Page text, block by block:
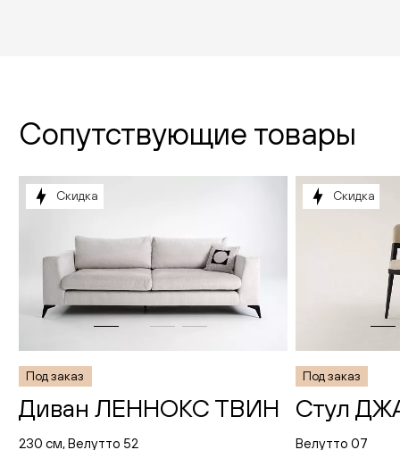
Сопутствующие товары
Скидка
Диван ЛЕННОКС ТВИН
Под заказ
230 см, Велутто 52
Скидка
Стул
Под заказ
Велутто 07